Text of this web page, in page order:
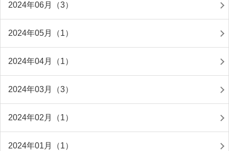
2024年06月（3）
2024年05月（1）
2024年04月（1）
2024年03月（3）
2024年02月（1）
2024年01月（1）